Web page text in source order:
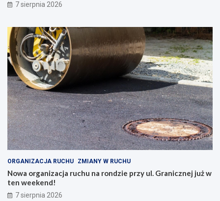
7 sierpnia 2026
ORGANIZACJA RUCHU ZMIANY W RUCHU
Nowa organizacja ruchu na rondzie przy ul. Granicznej już w
ten weekend!
7 sierpnia 2026